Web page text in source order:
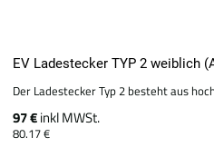
EV Ladestecker TYP 2 weiblich
Der Ladestecker Typ 2 besteht aus
97 €inkl MWSt.
80.17 €